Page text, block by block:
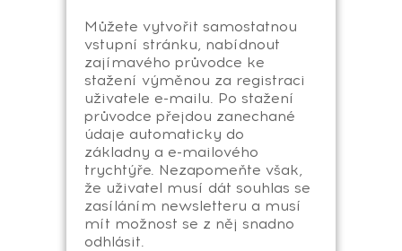
Můžete vytvořit samostatnou
vstupní stránku, nabídnout
zajímavého průvodce ke
stažení výměnou za registraci
uživatele e-mailu. Po stažení
průvodce přejdou zanechané
údaje automaticky do
základny a e-mailového
trychtýře. Nezapomeňte však,
že uživatel musí dát souhlas se
zasíláním newsletteru a musí
mít možnost se z něj snadno
odhlásit.